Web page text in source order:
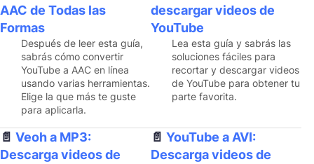
AAC de Todas las
Formas
Después de leer esta guía,
sabrás cómo convertir
YouTube a AAC en línea
usando varias herramientas.
Elige la que más te guste
para aplicarla.
descargar videos de
YouTube
Lea esta guía y sabrás las
soluciones fáciles para
recortar y descargar videos
de YouTube para obtener tu
parte favorita.
Veoh a MP3:
Descarga videos de
YouTube a AVI:
Descarga videos de